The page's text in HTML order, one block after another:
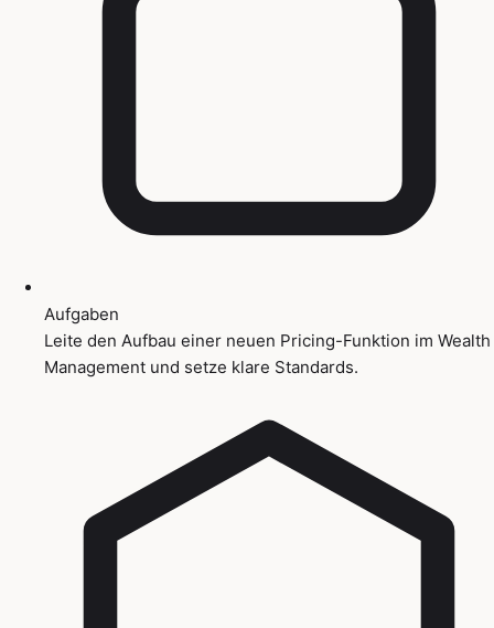
Aufgaben
Leite den Aufbau einer neuen Pricing-Funktion im Wealth
Management und setze klare Standards.